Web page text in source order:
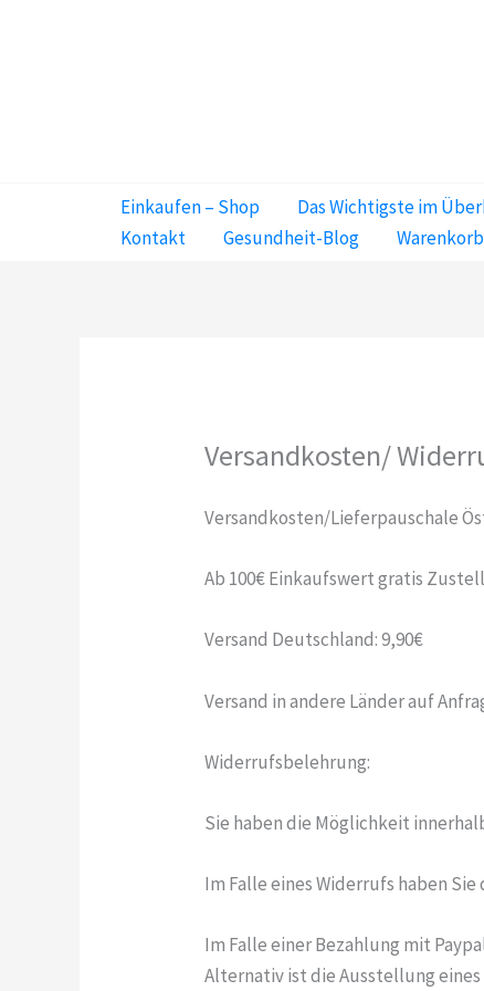
Einkaufen – Shop Das Wichtigste im
Kontakt
Gesundheit-Blog Warenkorb
Versandkosten/
Versandkosten/Lieferpauschale
Ab 100€ Einkaufswert gratis
Versand Deutschland: 9,90€
Versand in andere Länder auf
Widerrufsbelehrung:
Sie haben die Möglichkeit
Im Falle eines Widerrufs haben
Im Falle einer Bezahlung mit
Alternativ ist die Ausstellung